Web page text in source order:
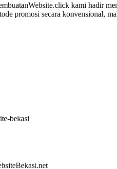
kami hadir
promosi secara konvensional,